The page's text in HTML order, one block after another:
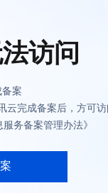
访问
案
云完成备案后，方可
务备案管理办法》